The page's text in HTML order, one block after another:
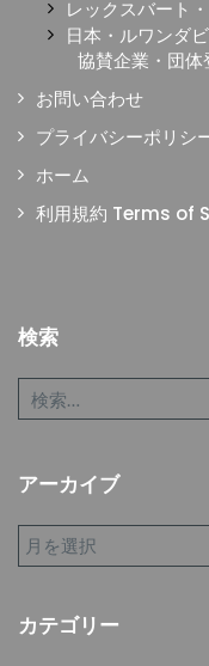
レックスバート
日本・ルワンダ
協賛企業・団体
お問い合わせ
プライバシーポリシ
ホーム
利用規約 Terms of
検索
アーカイブ
カテゴリー